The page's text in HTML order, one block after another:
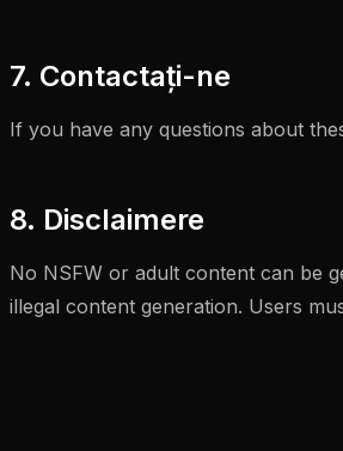
7. Contactaţi-ne
If you have any questions about
8. Disclaimere
No NSFW or adult content can be
illegal content generation. Users